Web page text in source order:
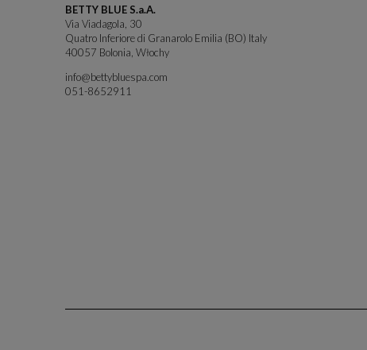
BETTY BLUE S.a.A.
Via Viadagola, 30
Quatro Inferiore di Granarolo Emilia (BO) Italy
40057 Bolonia, Włochy
info@bettybluespa.com
051-8652911